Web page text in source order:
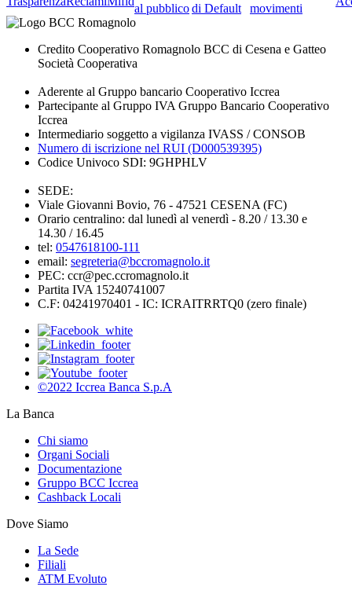
al pubblicodi Default
movimenti
Credito Cooperativo Romagnolo BCC di Cesena e Gatteo
Società Cooperativa
Aderente al Gruppo bancario Cooperativo Iccrea
Partecipante al Gruppo IVA Gruppo Bancario Cooperativo
Iccrea
Intermediario soggetto a vigilanza IVASS / CONSOB
Numero di iscrizione nel RUI (D000539395)
Codice Univoco SDI: 9GHPHLV
SEDE:
Viale Giovanni Bovio, 76 - 47521 CESENA (FC)
Orario centralino: dal lunedì al venerdì - 8.20 / 13.30 e
14.30 / 16.45
tel: 0547618100-111
email: segreteria@bccromagnolo.it
PEC: ccr@pec.ccromagnolo.it
Partita IVA 15240741007
C.F: 04241970401 - IC: ICRAITRRTQ0 (zero finale)
©2022 Iccrea Banca S.p.A
La Banca
Chi siamo
Organi Sociali
Documentazione
Gruppo BCC Iccrea
Cashback Locali
Dove Siamo
La Sede
Filiali
ATM Evoluto